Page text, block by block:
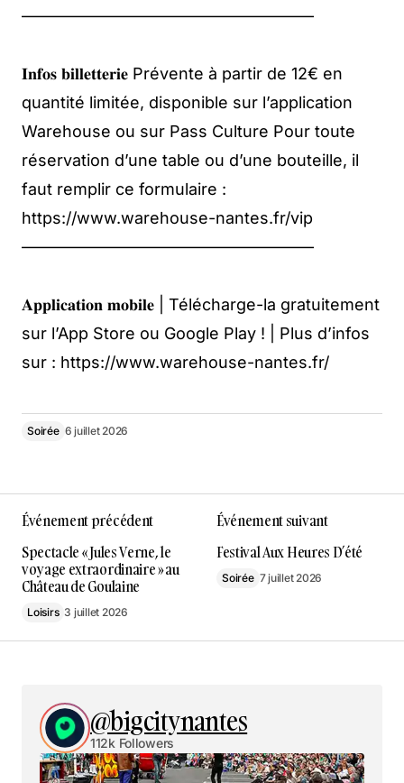
——————————————————
𝐈𝐧𝐟𝐨𝐬 𝐛𝐢𝐥𝐥𝐞𝐭𝐭𝐞𝐫𝐢𝐞 Prévente à partir de 12€ en
quantité limitée, disponible sur l’application
Warehouse ou sur Pass Culture Pour toute
réservation d’une table ou d’une bouteille, il
faut remplir ce formulaire :
https://www.warehouse-nantes.fr/vip
——————————————————
𝐀𝐩𝐩𝐥𝐢𝐜𝐚𝐭𝐢𝐨𝐧 𝐦𝐨𝐛𝐢𝐥𝐞 | Télécharge-la gratuitement
sur l’App Store ou Google Play ! | Plus d’infos
sur : https://www.warehouse-nantes.fr/
Soirée 6 juillet 2026
Événement précédent
Spectacle « Jules Verne, le
voyage extraordinaire » au
Château de Goulaine
Loisirs 3 juillet 2026
Événement suivant
Festival Aux Heures D’été
Soirée 7 juillet 2026
@bigcitynantes
112k Followers